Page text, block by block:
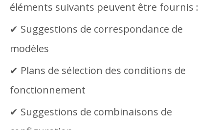
éléments suivants peuvent être fournis :
✔ Suggestions de correspondance de
modèles
✔ Plans de sélection des conditions de
fonctionnement
✔ Suggestions de combinaisons de